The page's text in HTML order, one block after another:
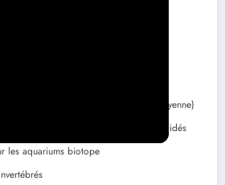
des feuilles ne coûte rien!
feuilles d’arbre ?
(baisse le pH de 1 à 3 point en moyenne)
et les poissons comme les Loricariidés
les aquariums biotope